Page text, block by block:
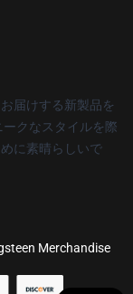
届けする新製品を
クなスタイルを際
に素晴らしいで
Merchandise